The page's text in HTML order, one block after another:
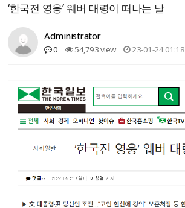
‘한국전 영웅’ 웨버 대령이 떠나는 날
Administrator
0 54,793 view 23-01-24 01:18